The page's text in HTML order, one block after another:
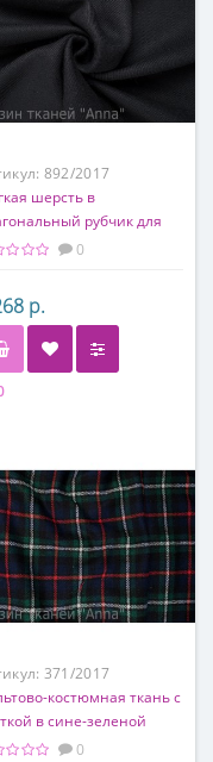
892/2017
шерсть в
рубчик для
пальто или теплого
0
р.
371/2017
костюмная ткань с
в сине-зеленой
0